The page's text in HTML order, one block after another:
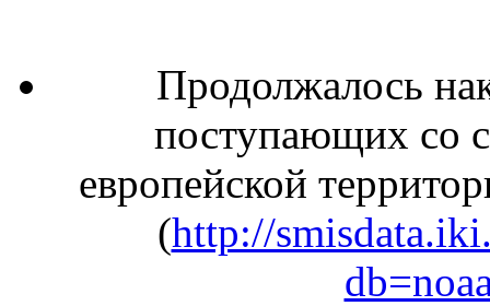
Продолжалось
поступающих со
европейской
(http://